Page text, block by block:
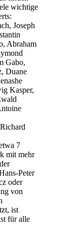
wichtige
Joseph
Abraham
Gabo,
Duane
Kasper,
7
mit mehr
Peter
oder
von
ist
für alle